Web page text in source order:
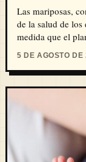
Las mariposas,
de la salud de los
medida que el
5 DE AGOSTO DE